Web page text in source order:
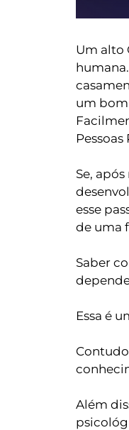
Um alto
um bom
Se,
esse
de uma
Saber
Essa é
Além